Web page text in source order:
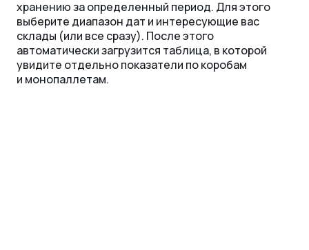
хранению за определенный период. Для этого
выберите диапазон дат и интересующие вас
склады (или все сразу). После этого
автоматически загрузится таблица, в которой
увидите отдельно показатели по коробам
и монопаллетам.